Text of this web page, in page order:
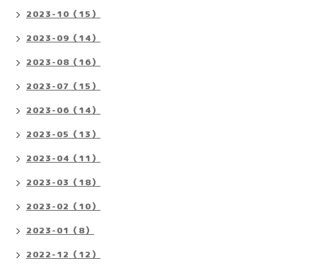
2023-10（15）
2023-09（14）
2023-08（16）
2023-07（15）
2023-06（14）
2023-05（13）
2023-04（11）
2023-03（18）
2023-02（10）
2023-01（8）
2022-12（12）